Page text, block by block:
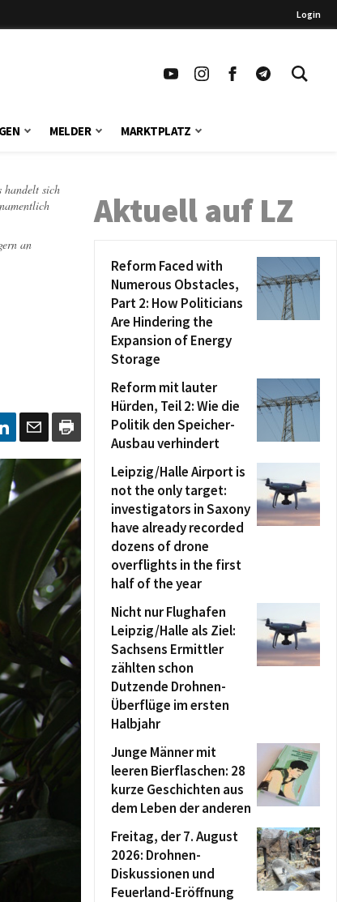
Login
MELDER MARKTPLATZ
handelt sich
an
Aktuell auf LZ
Reform Faced with
Numerous Obstacles,
Part 2: How Politicians
Are Hindering the
Expansion of Energy
Storage
Reform mit lauter
Hürden, Teil 2: Wie die
Politik den Speicher-
Ausbau verhindert
Leipzig/Halle Airport is
not the only target:
investigators in Saxony
have already recorded
dozens of drone
overflights in the first
half of the year
Nicht nur Flughafen
Leipzig/Halle als Ziel:
Sachsens Ermittler
zählten schon
Dutzende Drohnen-
Überflüge im ersten
Halbjahr
Junge Männer mit
leeren Bierflaschen: 28
kurze Geschichten aus
dem Leben der anderen
Freitag, der 7. August
2026: Drohnen-
Diskussionen und
Feuerland-Eröffnung